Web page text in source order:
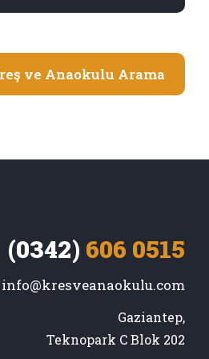
ve Anaokulu Arama
(0342) 606 0515
info@kresveanaokulu.com
Gaziantep,
Teknopark C Blok 202